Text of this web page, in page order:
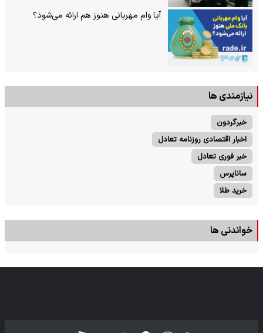
آیا وام مهربانی هنوز هم ارائه می‌شود؟
نیازمندی ها
خبرگردون
اخبار اقتصادی روزنامه تعادل
خبر فوری تعادل
ساناپرس
خرید طلا
خواندنی ها